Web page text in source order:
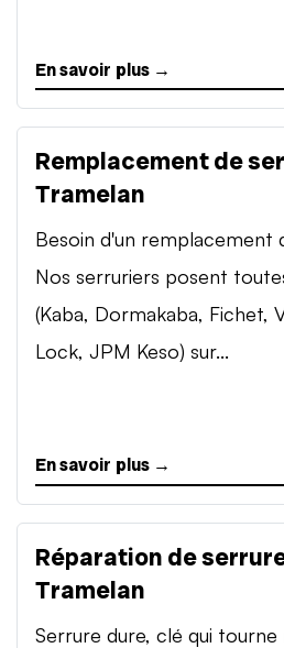
En savoir plus →
Remplacement de
Tramelan
Besoin d'un remplacement
Nos serruriers posent
(Kaba, Dormakaba, Fichet,
Lock, JPM Keso) sur...
En savoir plus →
Réparation de
Tramelan
Serrure dure, clé qui